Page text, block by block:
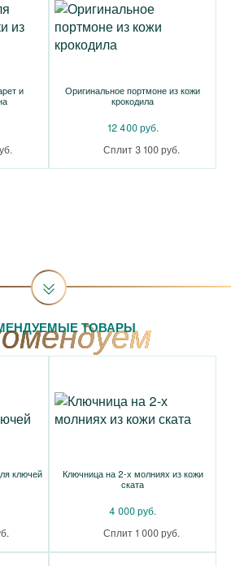
и
Оригинальное портмоне из кожи
крокодила
12 400 руб.
Сплит 3 100 руб.
ТОВАРЫ
ключей
Ключница на 2-х молниях из кожи
ската
4 000 руб.
Сплит 1 000 руб.